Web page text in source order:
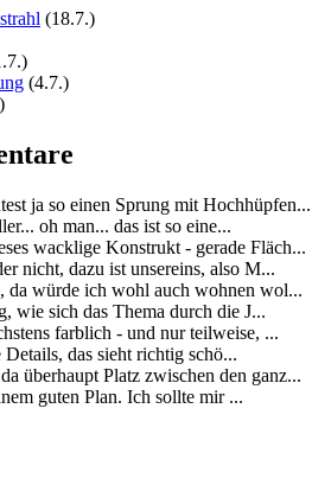
(18.7.)
(4.7.)
ja so einen Sprung mit Hochhüpfen...
oh man... das ist so eine...
wacklige Konstrukt - gerade Fläch...
nicht, dazu ist unsereins, also M...
da würde ich wohl auch wohnen wol...
wie sich das Thema durch die J...
farblich - und nur teilweise, ...
das sieht richtig schö...
überhaupt Platz zwischen den ganz...
guten Plan. Ich sollte mir ...